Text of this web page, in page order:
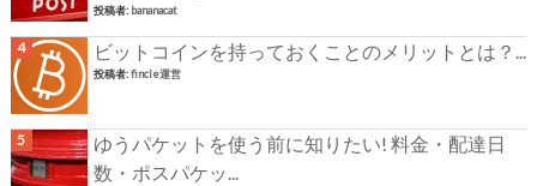
投稿者: bananacat
ビットコインを持っておくことのメリットとは？...
投稿者:fincle運営
ゆうパケットを使う前に知りたい! 料金・配達日
数・ポスパケッ...